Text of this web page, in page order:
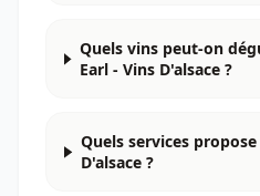
Quels vins peut-on
Earl - Vins D'alsace ?
Quels services
D'alsace ?